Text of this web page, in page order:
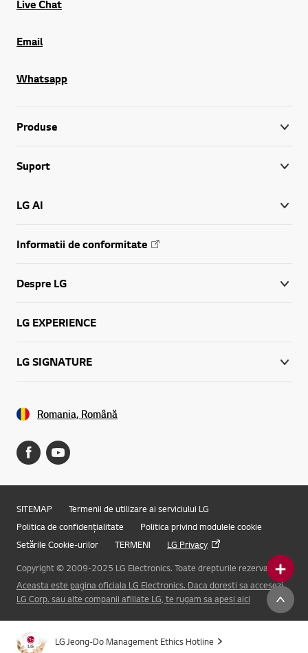
Online Chat
Live Chat
Email
Whatsapp
Produse
Suport
LG AI
Informatii de conformitate
Despre LG
LG EXPERIENCE
LG SIGNATURE
Romania, Română
SITEMAP
Termenii de utilizare ai serviciului LG
Politica de confidențialitate
Politica privind modulele cookie
Setările Cookie-urilor
TERMENI
LG Privacy
Copyright © 2009-2025 LG Electronics. Toate drepturile rezervate.
Aceasta este pagina oficiala LG Electronics. Daca doresti sa accesezi
LG Corp. sau alte companii afiliate LG, te rugam sa apesi aici
LG Jeong-Do Management Ethics Hotline